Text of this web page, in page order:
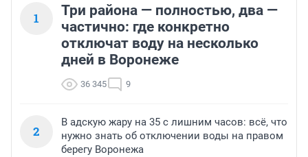
1
Три района — полностью, два —
частично: где конкретно
отключат воду на несколько
дней в Воронеже
36 345 9
2
В адскую жару на 35 с лишним часов: всё, что
нужно знать об отключении воды на правом
берегу Воронежа